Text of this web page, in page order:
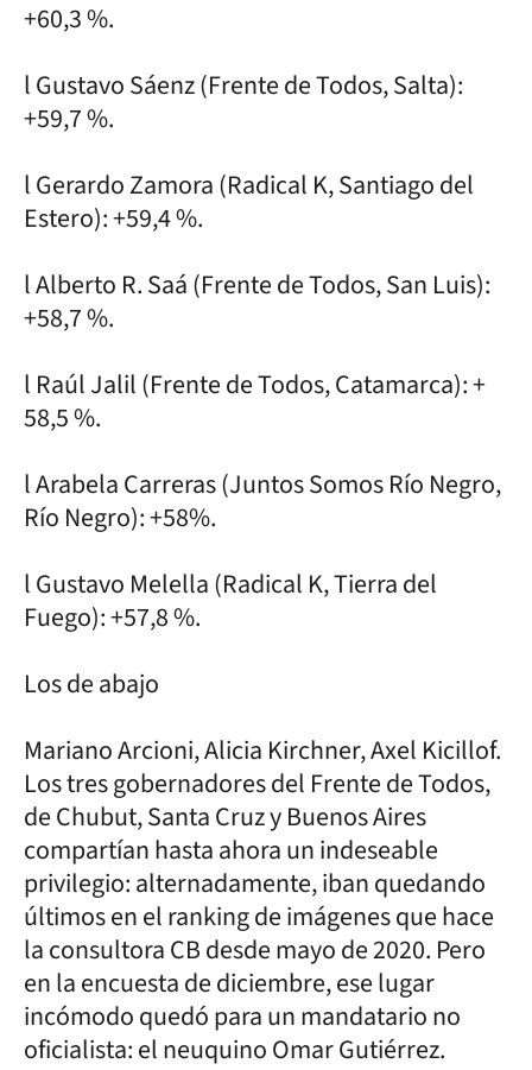
+60,3 %.
l Gustavo Sáenz (Frente de Todos, Salta):
+59,7 %.
l Gerardo Zamora (Radical K, Santiago del
Estero): +59,4 %.
l Alberto R. Saá (Frente de Todos, San Luis):
+58,7 %.
l Raúl Jalil (Frente de Todos, Catamarca): +
58,5 %.
l Arabela Carreras (Juntos Somos Río Negro,
Río Negro): +58%.
l Gustavo Melella (Radical K, Tierra del
Fuego): +57,8 %.
Los de abajo
Mariano Arcioni, Alicia Kirchner, Axel Kicillof.
Los tres gobernadores del Frente de Todos,
de Chubut, Santa Cruz y Buenos Aires
compartían hasta ahora un indeseable
privilegio: alternadamente, iban quedando
últimos en el ranking de imágenes que hace
la consultora CB desde mayo de 2020. Pero
en la encuesta de diciembre, ese lugar
incómodo quedó para un mandatario no
oficialista: el neuquino Omar Gutiérrez.